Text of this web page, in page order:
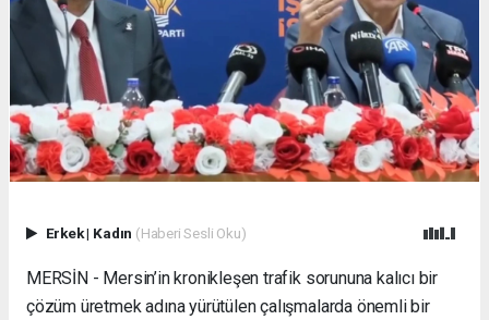
Erkek| Kadın (Haberi Sesli Oku)
MERSİN - Mersin’in kronikleşen trafik sorununa kalıcı bir
çözüm üretmek adına yürütülen çalışmalarda önemli bir